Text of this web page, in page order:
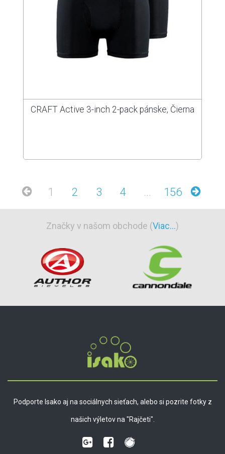
CRAFT Active 3-inch 2-pack pánske, Čierna
1 2 3 4 ... 156
Značky v našom obchode (Viac...)
Podporte Isako aj na sociálnych sieťach, alebo si pozrite fotky z
našich výletov na "Rajčeti".